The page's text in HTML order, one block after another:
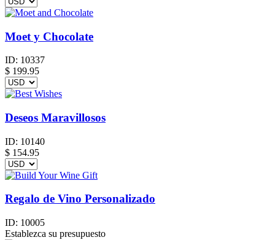
Moet y Chocolate
ID: 10337
$ 199.95
Deseos Maravillosos
ID: 10140
$ 154.95
Regalo de Vino Personalizado
ID: 10005
Establezca su presupuesto